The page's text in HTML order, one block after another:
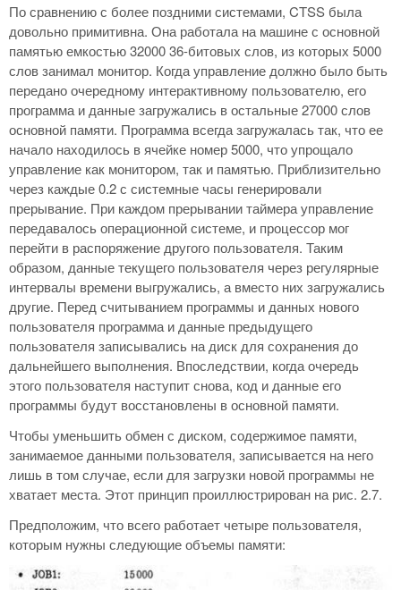
По сравнению с более поздними системами, CTSS была
довольно примитивна. Она работала на машине с основной
памятью емкостью 32000 36-битовых слов, из которых 5000
слов занимал монитор. Когда управление должно было быть
передано очередному интерактивному пользователю, его
программа и данные загружались в остальные 27000 слов
основной памяти. Программа всегда загружалась так, что ее
начало находилось в ячейке номер 5000, что упрощало
управление как монитором, так и памятью. Приблизительно
через каждые 0.2 с системные часы генерировали
прерывание. При каждом прерывании таймера управление
передавалось операционной системе, и процессор мог
перейти в распоряжение другого пользователя. Таким
образом, данные текущего пользователя через регулярные
интервалы времени выгружались, а вместо них загружались
другие. Перед считыванием программы и данных нового
пользователя программа и данные предыдущего
пользователя записывались на диск для сохранения до
дальнейшего выполнения. Впоследствии, когда очередь
этого пользователя наступит снова, код и данные его
программы будут восстановлены в основной памяти.
Чтобы уменьшить обмен с диском, содержимое памяти,
занимаемое данными пользователя, записывается на него
лишь в том случае, если для загрузки новой программы не
хватает места. Этот принцип проиллюстрирован на рис. 2.7.
Предположим, что всего работает четыре пользователя,
которым нужны следующие объемы памяти: